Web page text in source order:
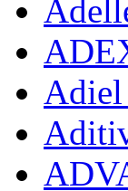
Adiel